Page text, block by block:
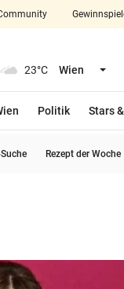
Schließen
23°C Wien
Politik Stars
Rezept der Woche